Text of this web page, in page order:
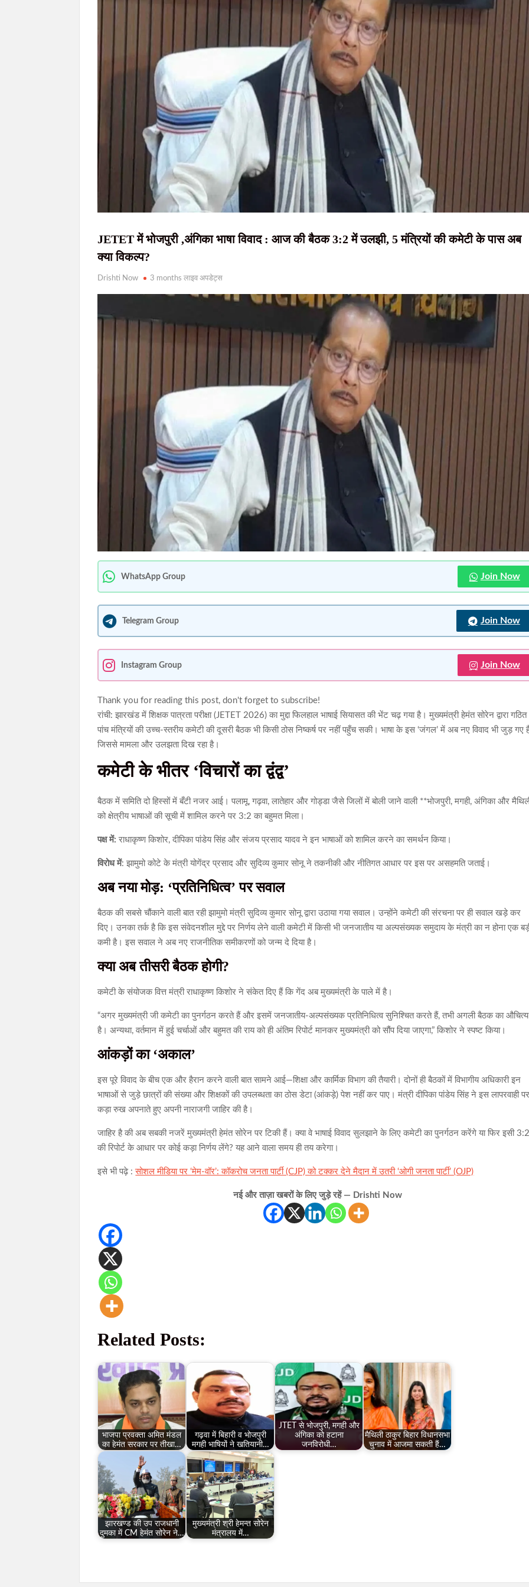
NEWS, हिंदी
न्यूज़ , HINDI
SAMACHAR,
हिंदी समाचार,
दृष्टि नाउ
RKDF University में विश्व आदिवासी दिवस पर भव्य आयोजन, आदिवासी संस्कृति और विरासत की दिखी जीवंत झलक
शहीद निर्मल महतो की शहादत दिवस पर उलियान पहुंचे CM हेमंत सोरेन, बोले- ‘जब तक चांद-सूरज रहेगा, निर्मल महतो तेरा नाम रहेगा’
इंडस टावर से पावर केबल चोरी करने वाले गिरोह का खुलासा, चार आरोपी गिरफ्तार
10 अगस्त को विधानसभा घेराव की तैयारी, JPSC-JSSC रिफॉर्म मंच की छात्रों से रांची पहुंचने की अपील की
सिमडेगा के एसडीओ टैक्सी स्टैंड व मार्केट कॉम्प्लेक्स में चला अतिक्रमण हटाओ अभियान
JETET में भोजपुरी ,अंगिका भाषा विवाद : आज की बैठक 3:2 में उलझी, 5 मंत्रियों की कमेटी के पास अब
क्या विकल्प?
Drishti Now 3 months लाइव अपडेट्स
WhatsApp Group Join Now
Telegram Group Join Now
Instagram Group Join Now
Thank you for reading this post, don't forget to subscribe!
रांची: झारखंड में शिक्षक पात्रता परीक्षा (JETET 2026) का मुद्दा फिलहाल भाषाई सियासत की भेंट चढ़ गया है। मुख्यमंत्री हेमंत सोरेन द्वारा गठित
पांच मंत्रियों की उच्च-स्तरीय कमेटी की दूसरी बैठक भी किसी ठोस निष्कर्ष पर नहीं पहुँच सकी। भाषा के इस ‘जंगल’ में अब नए विवाद भी जुड़ गए
जिससे मामला और उलझता दिख रहा है।
कमेटी के भीतर ‘विचारों का द्वंद्व’
बैठक में समिति दो हिस्सों में बँटी नजर आई। पलामू, गढ़वा, लातेहार और गोड्डा जैसे जिलों में बोली जाने वाली **भोजपुरी, मगही, अंगिका और
को क्षेत्रीय भाषाओं की सूची में शामिल करने पर 3:2 का बहुमत मिला।
पक्ष में: राधाकृष्ण किशोर, दीपिका पांडेय सिंह और संजय प्रसाद यादव ने इन भाषाओं को शामिल करने का समर्थन किया।
विरोध में: झामुमो कोटे के मंत्री योगेंद्र प्रसाद और सुदिव्य कुमार सोनू ने तकनीकी और नीतिगत आधार पर इस पर असहमति जताई।
अब नया मोड़: ‘प्रतिनिधित्व’ पर सवाल
बैठक की सबसे चौंकाने वाली बात रही झामुमो मंत्री सुदिव्य कुमार सोनू द्वारा उठाया गया सवाल। उन्होंने कमेटी की संरचना पर ही सवाल खड़े कर
दिए। उनका तर्क है कि इस संवेदनशील मुद्दे पर निर्णय लेने वाली कमेटी में किसी भी जनजातीय या अल्पसंख्यक समुदाय के मंत्री का न होना एक
कमी है। इस सवाल ने अब नए राजनीतिक समीकरणों को जन्म दे दिया है।
क्या अब तीसरी बैठक होगी?
कमेटी के संयोजक वित्त मंत्री राधाकृष्ण किशोर ने संकेत दिए हैं कि गेंद अब मुख्यमंत्री के पाले में है।
“अगर मुख्यमंत्री जी कमेटी का पुनर्गठन करते हैं और इसमें जनजातीय-अल्पसंख्यक प्रतिनिधित्व सुनिश्चित करते हैं, तभी अगली बैठक का औचित्य
है। अन्यथा, वर्तमान में हुई चर्चाओं और बहुमत की राय को ही अंतिम रिपोर्ट मानकर मुख्यमंत्री को सौंप दिया जाएगा,” किशोर ने स्पष्ट किया।
आंकड़ों का ‘अकाल’
इस पूरे विवाद के बीच एक और हैरान करने वाली बात सामने आई—शिक्षा और कार्मिक विभाग की तैयारी। दोनों ही बैठकों में विभागीय अधिकारी इन
भाषाओं से जुड़े छात्रों की संख्या और शिक्षकों की उपलब्धता का ठोस डेटा (आंकड़े) पेश नहीं कर पाए। मंत्री दीपिका पांडेय सिंह ने इस लापरवाही
कड़ा रुख अपनाते हुए अपनी नाराजगी जाहिर की है।
जाहिर है की अब सबकी नजरें मुख्यमंत्री हेमंत सोरेन पर टिकी हैं। क्या वे भाषाई विवाद सुलझाने के लिए कमेटी का पुनर्गठन करेंगे या फिर इसी
की रिपोर्ट के आधार पर कोई कड़ा निर्णय लेंगे? यह आने वाला समय ही तय करेगा।
इसे भी पढ़े :सोशल मीडिया पर ‘मेम-वॉर’: कॉकरोच जनता पार्टी (CJP) को टक्कर देने मैदान में उतरी ‘ओगी जनता पार्टी’ (OJP)
नई और ताज़ा खबरों के लिए जुड़े रहें — Drishti Now
Related Posts:
भाजपा प्रवक्ता अमित मंडल
का हेमंत सरकार पर तीखा…
गढ़वा में बिहारी व भोजपुरी
मगही भाषियों ने खतियानी…
JTET से भोजपुरी, मगही और
अंगिका को हटाना
जनविरोधी…
मैथिली ठाकुर बिहार विधानसभा
चुनाव में आजमा सकती हैं…
झारखण्ड की उप राजधानी
दुमका में CM हेमंत सोरेन ने…
मुख्यमंत्री श्री हेमन्त सोरेन
मंत्रालय में…